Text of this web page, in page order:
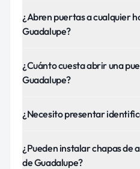
¿Abren puertas a cualquier
Guadalupe?
¿Cuánto cuesta abrir una
Guadalupe?
¿Necesito presentar
¿Pueden instalar chapas de
de Guadalupe?